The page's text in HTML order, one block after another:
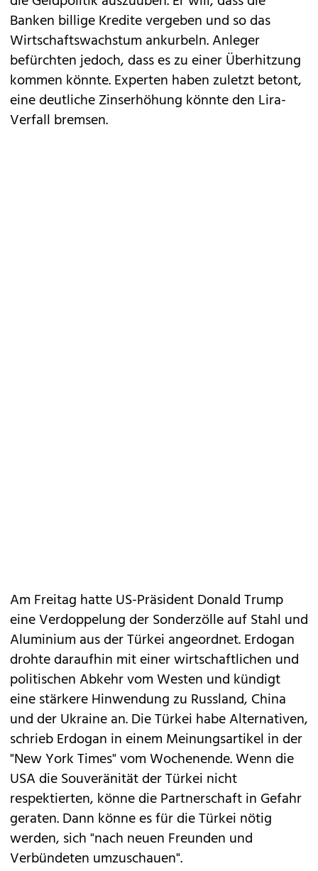
Banken billige Kredite vergeben und so das
Wirtschaftswachstum ankurbeln. Anleger
befürchten jedoch, dass es zu einer Überhitzung
kommen könnte. Experten haben zuletzt betont,
eine deutliche Zinserhöhung könnte den Lira-
Verfall bremsen.
Am Freitag hatte US-Präsident Donald Trump
eine Verdoppelung der Sonderzölle auf Stahl und
Aluminium aus der Türkei angeordnet. Erdogan
drohte daraufhin mit einer wirtschaftlichen und
politischen Abkehr vom Westen und kündigt
eine stärkere Hinwendung zu Russland, China
und der Ukraine an. Die Türkei habe Alternativen,
schrieb Erdogan in einem Meinungsartikel in der
"New York Times" vom Wochenende. Wenn die
USA die Souveränität der Türkei nicht
respektierten, könne die Partnerschaft in Gefahr
geraten. Dann könne es für die Türkei nötig
werden, sich "nach neuen Freunden und
Verbündeten umzuschauen".